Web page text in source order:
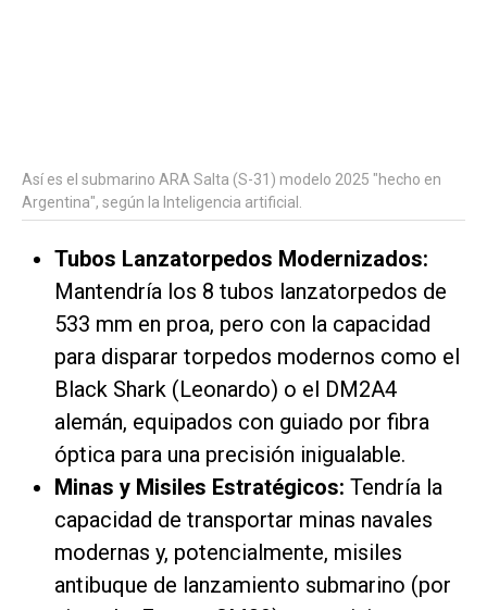
Así es el submarino ARA Salta (S-31) modelo 2025 "hecho en
Argentina", según la Inteligencia artificial.
Tubos Lanzatorpedos Modernizados:
Mantendría los 8 tubos lanzatorpedos de
533 mm en proa, pero con la capacidad
para disparar torpedos modernos como el
Black Shark (Leonardo) o el DM2A4
alemán, equipados con guiado por fibra
óptica para una precisión inigualable.
Minas y Misiles Estratégicos: Tendría la
capacidad de transportar minas navales
modernas y, potencialmente, misiles
antibuque de lanzamiento submarino (por